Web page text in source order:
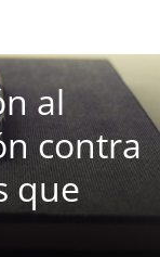
al
contra
que